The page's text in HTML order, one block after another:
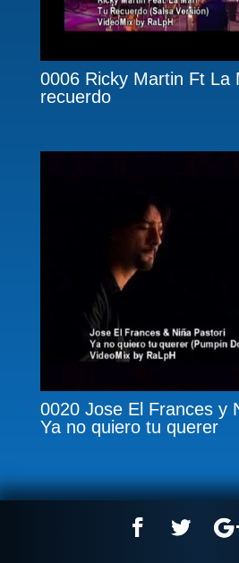
0006 Ricky Martin Ft La
recuerdo
0020 Jose El Frances y
Ya no quiero tu querer